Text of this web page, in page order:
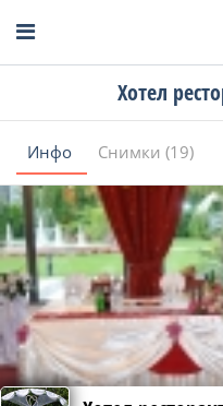
Хотел
Инфо Снимки (19)